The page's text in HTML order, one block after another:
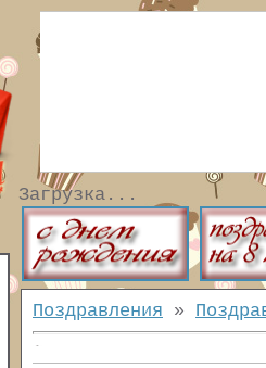
Загрузка...
Поздравления »